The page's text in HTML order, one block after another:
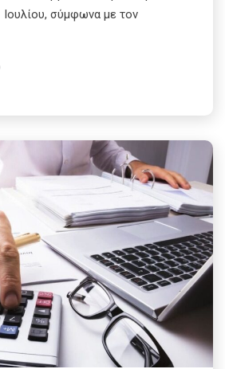
σύμφωνα με τον